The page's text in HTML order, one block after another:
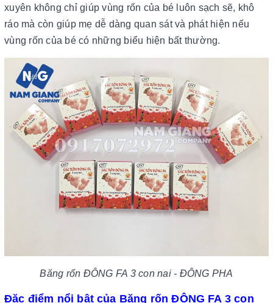
xuyên không chỉ giúp vùng rốn của bé luôn sạch sẽ, khô
ráo mà còn giúp mẹ dễ dàng quan sát và phát hiện nếu
vùng rốn của bé có những biểu hiện bất thường.
Băng rốn ĐÔNG FA 3 con nai - ĐÔNG PHA
Đặc điểm nổi bật của Băng rốn ĐÔNG FA 3 con